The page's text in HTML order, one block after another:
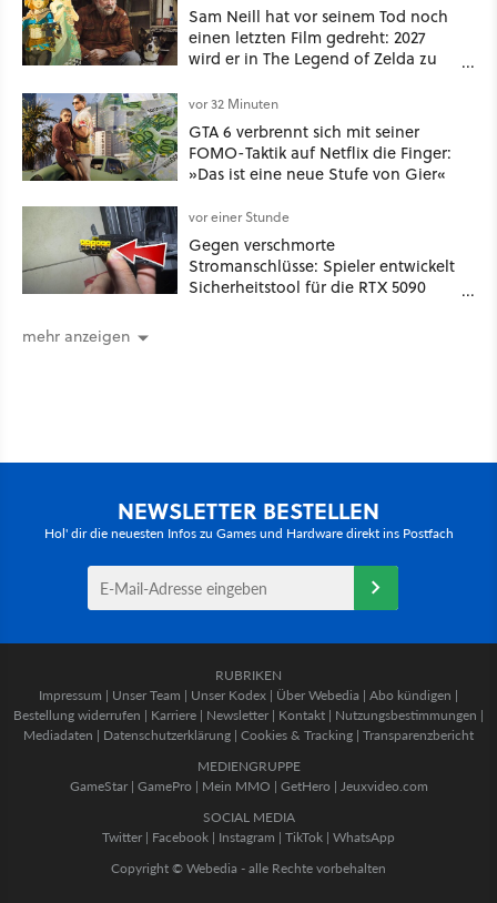
Sam Neill hat vor seinem Tod noch
einen letzten Film gedreht: 2027
wird er in The Legend of Zelda zu
vor 32 Minuten
GTA 6 verbrennt sich mit seiner
FOMO-Taktik auf Netflix die Finger:
»Das ist eine neue Stufe von Gier«
vor einer Stunde
Gegen verschmorte
Stromanschlüsse: Spieler entwickelt
Sicherheitstool für die RTX 5090
mehr anzeigen
NEWSLETTER BESTELLEN
Hol' dir die neuesten Infos zu Games und Hardware direkt ins Postfach
RUBRIKEN
Impressum | Unser Team | Unser Kodex | Über Webedia | Abo kündigen |
Bestellung widerrufen | Karriere | Newsletter | Kontakt | Nutzungsbestimmungen |
Mediadaten | Datenschutzerklärung | Cookies & Tracking | Transparenzbericht
MEDIENGRUPPE
GameStar| GamePro | Mein MMO | GetHero | Jeuxvideo.com
SOCIAL MEDIA
Twitter | Facebook | Instagram | TikTok | WhatsApp
Copyright © Webedia - alle Rechte vorbehalten